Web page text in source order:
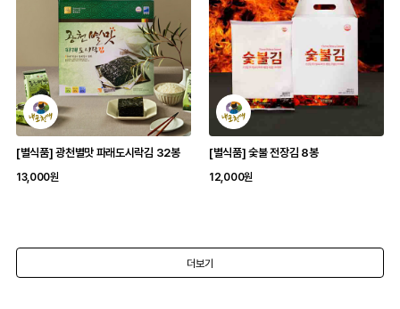
[별식품] 광천별맛 파래도시락김 32봉
13,000원
[별식품] 숯불 전장김 8봉
12,000원
더보기